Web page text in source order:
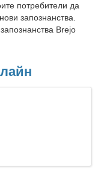
потребители да
запознанства.
Brejo